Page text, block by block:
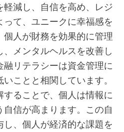
減し、自信を高め、レジ
って、ユニークに幸福感を
人が財務を効果的に管理
メンタルヘルスを改善し
融リテラシーは資金管理に
ことと相関しています。
ることで、個人は情報に
信が高まります。この自
、個人が経済的な課題を